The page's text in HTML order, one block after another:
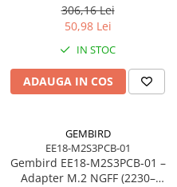
DT70/64GB
306,16 Lei
50,98 Lei
IN STOC
ADAUGA IN COS
GEMBIRD
EE18-M2S3PCB-01
Gembird EE18‑M2S3PCB‑01 –
Adapter M.2 NGFF (2230–